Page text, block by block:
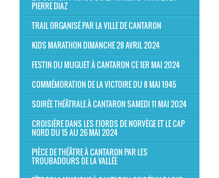
PIERRE DIAZ
TRAIL ORGANISÉ PAR LA VILLE DE CANTARON
KIDS MARATHON DIMANCHE 28 AVRIL 2024
FESTIN DU MUGUET À CANTARON CE 1ER MAI 2024
COMMÉMORATION DE LA VICTOIRE DU 8 MAI 1945
SOIRÉE THÉÂTRALE À CANTARON SAMEDI 11 MAI 2024
CROISIÈRE DANS LES FJORDS DE NORVÈGE ET LE CAP
NORD DU 15 AU 26 MAI 2024
PIÈCE DE THÉÂTRE À CANTARON PAR LES
TROUBADOURS DE LA VALLÉE